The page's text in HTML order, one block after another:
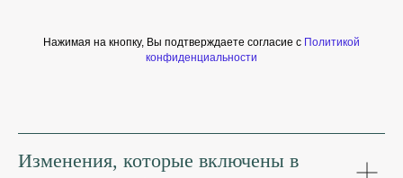
Нажимая на кнопку, Вы подтверждаете согласие с Политикой
конфиденциальности
Изменения, которые включены в